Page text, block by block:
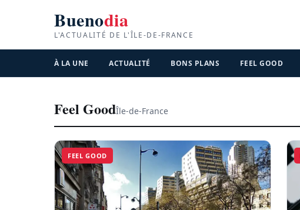
Buenodia
L'ACTUALITÉ DE L'ÎLE-DE-FRANCE
À LA UNE ACTUALITÉ BONS PLANS FEEL GOOD
Feel GoodÎle-de-France
FEEL GOOD